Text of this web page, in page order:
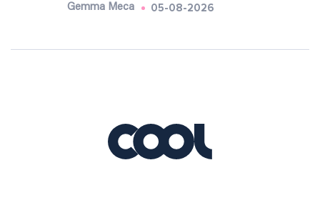
Gemma Meca 05-08-2026